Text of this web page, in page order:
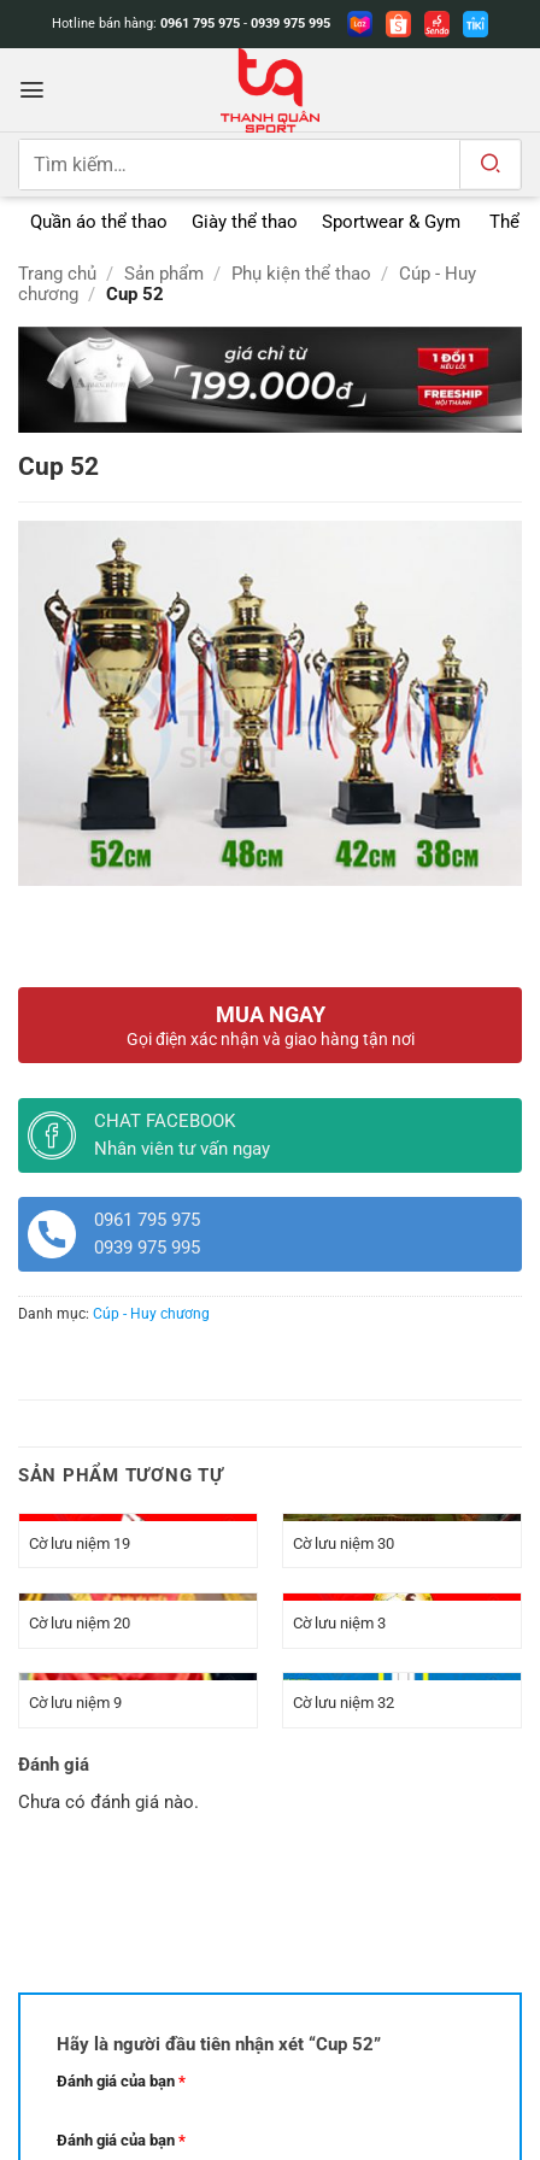
dung
Hotline bán hàng: 0961 795 975 - 0939 975 995
Tìm
Quần áo thể thao Giày thể thao Sportwear & Gym Thể
Trang chủ / Sản phẩm / Phụ kiện thể thao / Cúp - Huy
chương / Cup 52
Cup 52
MUA NGAY
Gọi điện xác nhận và giao hàng tận nơi
CHAT FACEBOOK
Nhân viên tư vấn ngay
0961 795 975
0939 975 995
Danh mục: Cúp - Huy chương
SẢN PHẨM TƯƠNG TỰ
Cờ lưu niệm 19 Cờ lưu niệm 30
Cờ lưu niệm 20 Cờ lưu niệm 3
Cờ lưu niệm 9 Cờ lưu niệm 32
Đánh giá
Chưa có đánh giá nào.
Hãy là người đầu tiên nhận xét “Cup 52”
Đánh giá của bạn *
Đánh giá của bạn *